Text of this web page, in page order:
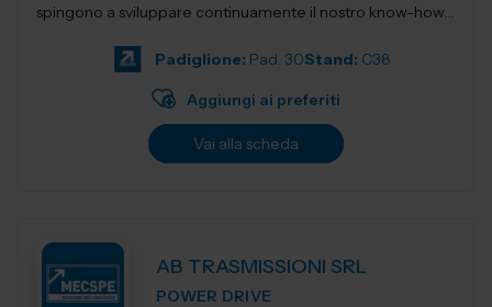
spingono a sviluppare continuamente il nostro know-how,
Padiglione: Pad. 30Stand: C38
Aggiungi ai preferiti
Vai alla scheda
AB TRASMISSIONI SRL
POWER DRIVE